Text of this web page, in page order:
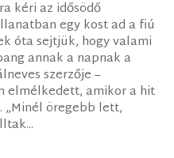
kéri az idősödő
egy kost ad a fiú
óta sejtjük, hogy valami
annak a napnak a
szerzője –
elmélkedett, amikor a hit
öregebb lett,